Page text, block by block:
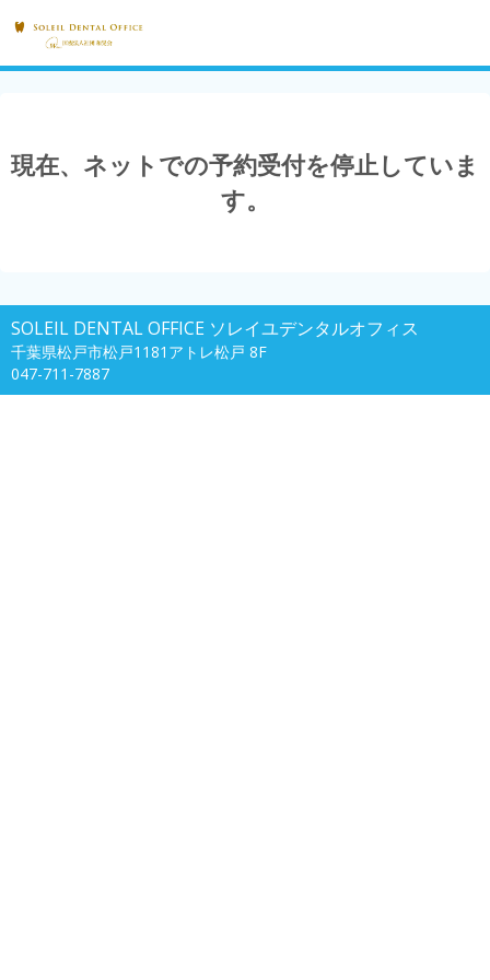
現在、ネットでの予約受付を停止していま
す。
SOLEIL DENTAL OFFICE ソレイユデンタルオフィス
千葉県松戸市松戸1181アトレ松戸 8F
047-711-7887